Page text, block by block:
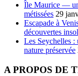
Île Maurice — un
métissées 29
Escapade à
découvertes
Les Seychelles :
nature préservée
A PROPOS DE